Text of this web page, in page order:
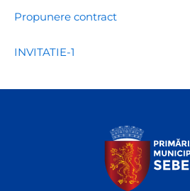
Propunere contract
INVITATIE-1